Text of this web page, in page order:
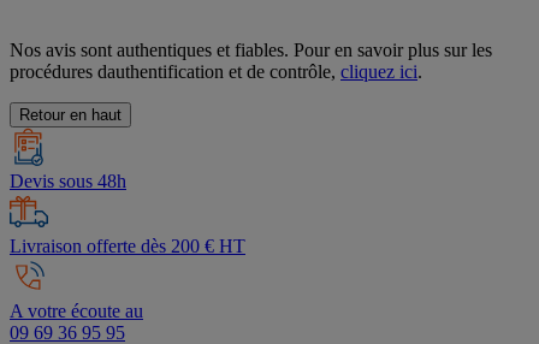
Nos avis sont authentiques et fiables. Pour en savoir plus sur les
procédures dauthentification et de contrôle, cliquez ici.
Retour en haut
Devis sous 48h
Livraison offerte dès 200 € HT
A votre écoute au
09 69 36 95 95